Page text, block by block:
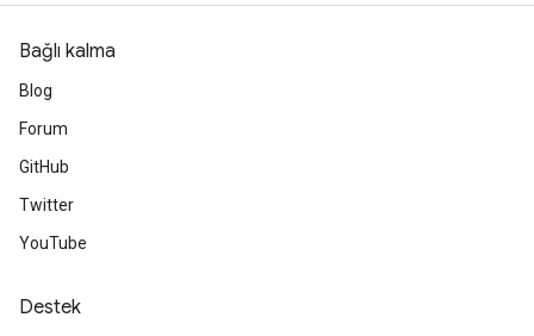
Bağlı kalma
Blog
Forum
GitHub
Twitter
YouTube
Destek